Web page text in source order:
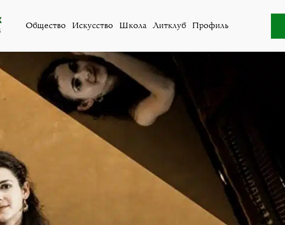
Общество Искусство Школа Литклуб Профиль
Фортепианный вечер в Бадене с Тамарой